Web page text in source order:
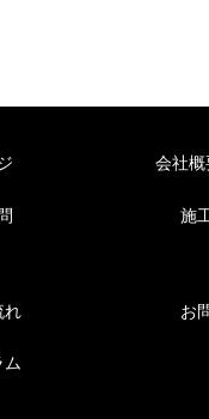
会社概
施
れ
ム
お